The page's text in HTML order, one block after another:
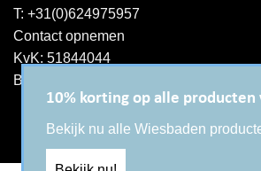
T: +31(0)624975957
Contact opnemen
KvK: 51844044
BTW-ID : NL001344060B15
10% korting op alle producten
Bekijk nu alle Wiesbaden